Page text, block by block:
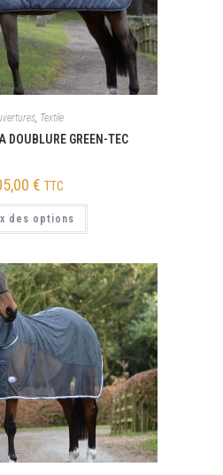
, Textile
DOUBLURE GREEN-TEC
€ TTC
des options